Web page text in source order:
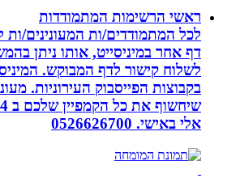
ראשי הרשימות המתמודדות
לכל המתמודדים/ות המעונינים/ות
דף אחר במיניסייט, אותו ניתן בהמשך
לשלוח קישור לדף המבוקש. המיניסייט
בקבוצות הפייסבוק העירוניות. מעונינים
שיחשוף
אלי באישי. 0526626700